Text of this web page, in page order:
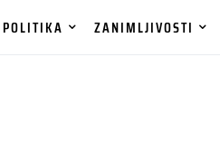
POLITIKA ZANIMLJIVOSTI